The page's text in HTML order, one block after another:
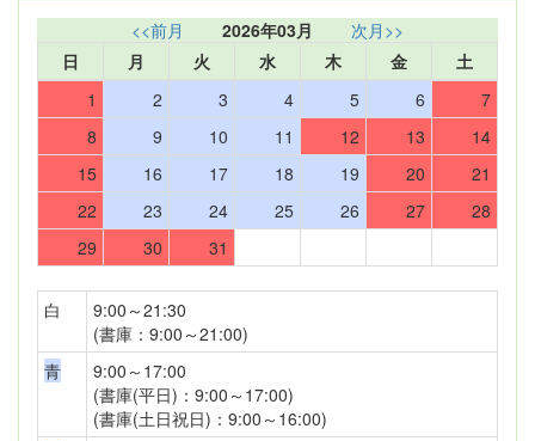
<<前月 2026年03月
次月>>
日
月 火 水 木 金
土
1
2 3 4 5 6
7
8
9 10 11 12 13
14
15
16 17 18 19 20
21
22
23 24 25 26 27
28
29
30 31
白
9:00～21:30
(書庫：9:00～21:00)
青
9:00～17:00
(書庫(平日)：9:00～17:00)
(書庫(土日祝日)：9:00～16:00)